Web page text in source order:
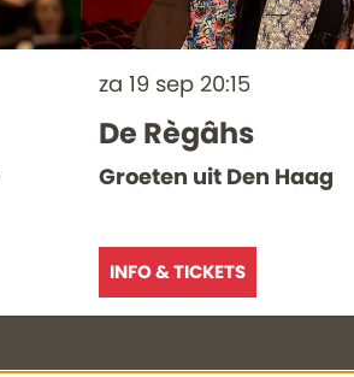
De Règâhs
Groeten uit Den Haag
za 19 sep 20:15
INFO & TICKETS